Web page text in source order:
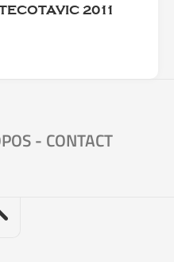
2011
- CONTACT